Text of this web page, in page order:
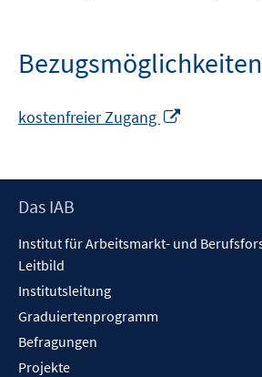
Bezugsmöglichkeiten
kostenfreier Zugang
öffnen
Footer
Das IAB
Institut für Arbeitsmarkt- und
Leitbild
Institutsleitung
Graduiertenprogramm
Befragungen
Projekte